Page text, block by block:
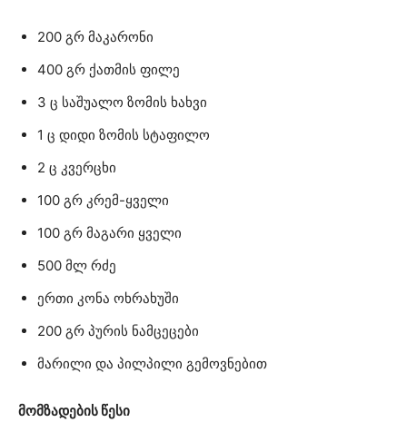
200 გრ მაკარონი
400 გრ ქათმის ფილე
3 ც საშუალო ზომის ხახვი
1 ც დიდი ზომის სტაფილო
2 ც კვერცხი
100 გრ კრემ-ყველი
100 გრ მაგარი ყველი
500 მლ რძე
ერთი კონა ოხრახუში
200 გრ პურის ნამცეცები
მარილი და პილპილი გემოვნებით
მომზადების წესი